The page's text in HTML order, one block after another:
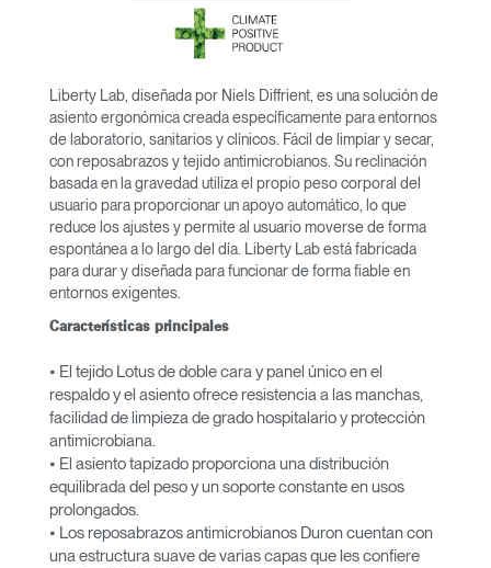
Liberty Lab, diseñada por Niels Diffrient, es una solución de
asiento ergonómica creada específicamente para entornos
de laboratorio, sanitarios y clínicos. Fácil de limpiar y secar,
con reposabrazos y tejido antimicrobianos. Su reclinación
basada en la gravedad utiliza el propio peso corporal del
usuario para proporcionar un apoyo automático, lo que
reduce los ajustes y permite al usuario moverse de forma
espontánea a lo largo del día. Liberty Lab está fabricada
para durar y diseñada para funcionar de forma fiable en
entornos exigentes.
Características principales
• El tejido Lotus de doble cara y panel único en el
respaldo y el asiento ofrece resistencia a las manchas,
facilidad de limpieza de grado hospitalario y protección
antimicrobiana.
• El asiento tapizado proporciona una distribución
equilibrada del peso y un soporte constante en usos
prolongados.
• Los reposabrazos antimicrobianos Duron cuentan con
una estructura suave de varias capas que les confiere